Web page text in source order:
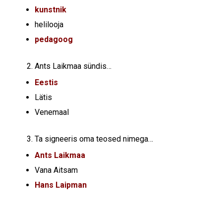
kunstnik
helilooja
pedagoog
Ants Laikmaa sündis…
Eestis
Lätis
Venemaal
Ta signeeris oma teosed nimega…
Ants Laikmaa
Vana Aitsam
Hans Laipman